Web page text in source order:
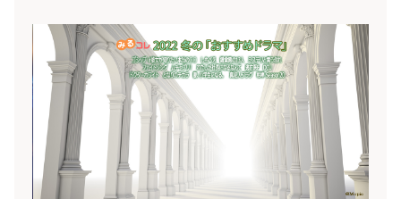
筒井道隆、遠藤憲一原作：『ミステリと言う勿れ』
田村由美（小学館『月刊フラワーズ』連載中）